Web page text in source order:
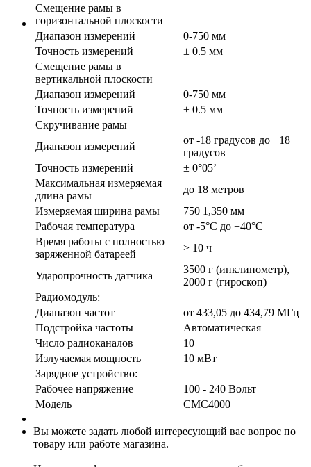
Смещение рамы в
горизонтальной плоскости
Диапазон измерений
0-750 мм
Точность измерений
± 0.5 мм
Смещение рамы в
вертикальной плоскости
Диапазон измерений
0-750 мм
Точность измерений
± 0.5 мм
Скручивание рамы
Диапазон измерений
от -18 градусов до +18
градусов
Точность измерений
± 0°05’
Максимальная измеряемая
длина рамы
до 18 метров
Измеряемая ширина рамы
750 1,350 мм
Рабочая температура
от -5°С до +40°С
Время работы с полностью
заряженной батареей
> 10 ч
Ударопрочность датчика
3500 г (инклинометр),
2000 г (гироскоп)
Радиомодуль:
Диапазон частот
от 433,05 до 434,79 МГц
Подстройка частоты
Автоматическая
Число радиоканалов
10
Излучаемая мощность
10 мВт
Зарядное устройство:
Рабочее напряжение
100 - 240 Вольт
Модель
CMC4000
Вы можете задать любой интересующий вас вопрос по
товару или работе магазина.